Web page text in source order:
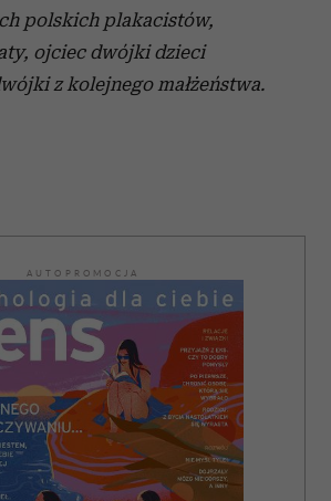
polskich plakacistów,
ojciec dwójki dzieci
z kolejnego małżeństwa.
AUTOPROMOCJA